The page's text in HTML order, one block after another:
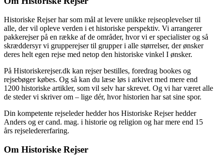
Historiske Rejser har som mål at levere unikke rejseoplevelser til
alle, der vil opleve verden i et historiske perspektiv. Vi arrangerer
pakkerejser på en række af de områder, hvor vi er specialister og så
skræddersyr vi grupperejser til grupper i alle størrelser, der ønsker
deres helt egen rejse med netop den historiske vinkel I ønsker.
På Historiskerejser.dk kan rejser bestilles, foredrag bookes og
rejsebøger købes. Og så kan du læse løs i arkivet med mere end
1200 historiske artikler, som vil selv har skrevet. Og vi har været alle
de steder vi skriver om – lige dér, hvor historien har sat sine spor.
Din kompetente rejseleder hedder hos Historiske Rejser hedder
Anders og er cand. mag. i historie og religion og har mere end 15
års rejseledererfaring.
Om Historiske Rejser